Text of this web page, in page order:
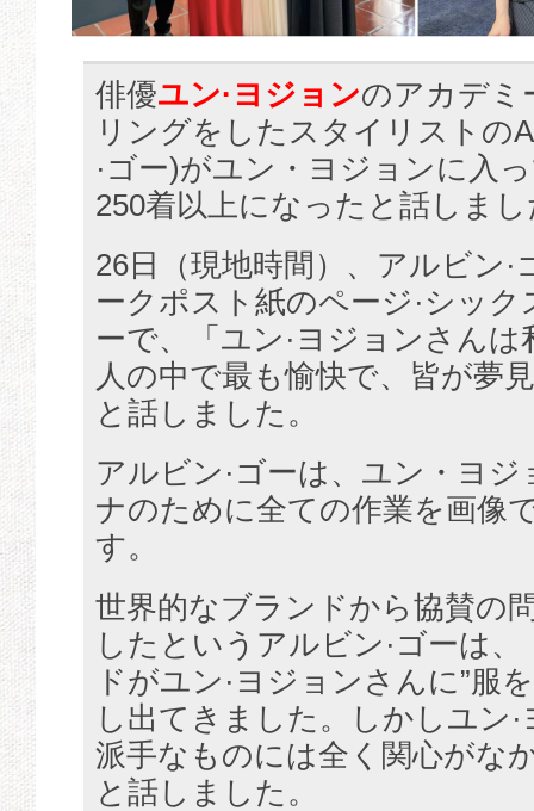
俳優ユン·ヨジョンのアカデミ
リングをしたスタイリストの
·ゴー)がユン・ヨジョンに入
250着以上になったと話しま
26日（現地時間）、アルビン·
ークポスト紙のページ·シッ
ーで、「ユン·ヨジョンさん
人の中で最も愉快で、皆が夢
と話しました。
アルビン·ゴーは、ユン・ヨ
ナのために全ての作業を画像
す。
世界的なブランドから協賛の
したというアルビン·ゴーは
ドがユン·ヨジョンさんに”服
し出てきました。しかしユン
派手なものには全く関心がな
と話しました。